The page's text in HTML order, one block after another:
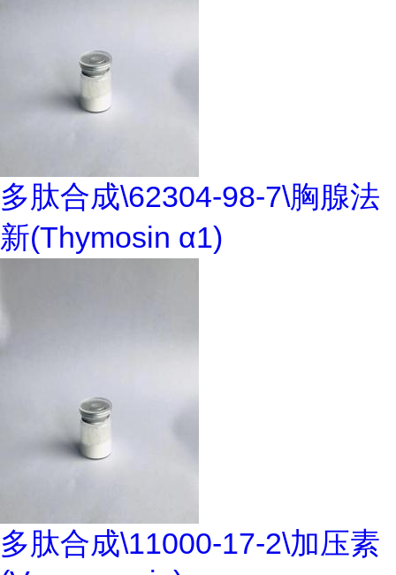
多肽合成\62304-98-7\胸腺法
新(Thymosin α1)
多肽合成\11000-17-2\加压素